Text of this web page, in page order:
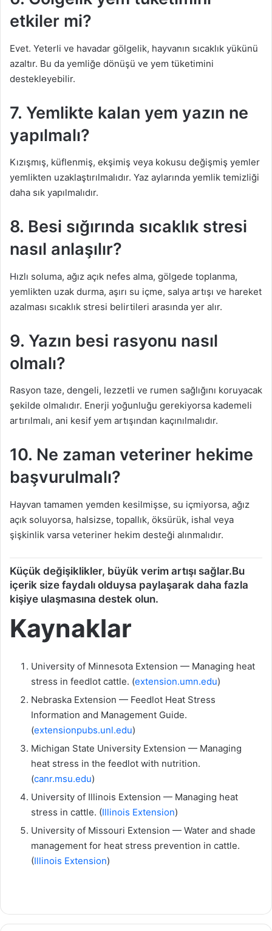
etkiler mi?
Evet. Yeterli ve havadar gölgelik, hayvanın sıcaklık yükünü
azaltır. Bu da yemliğe dönüşü ve yem tüketimini
destekleyebilir.
7. Yemlikte kalan yem yazın ne
yapılmalı?
Kızışmış, küflenmiş, ekşimiş veya kokusu değişmiş yemler
yemlikten uzaklaştırılmalıdır. Yaz aylarında yemlik temizliği
daha sık yapılmalıdır.
8. Besi sığırında sıcaklık stresi
nasıl anlaşılır?
Hızlı soluma, ağız açık nefes alma, gölgede toplanma,
yemlikten uzak durma, aşırı su içme, salya artışı ve hareket
azalması sıcaklık stresi belirtileri arasında yer alır.
9. Yazın besi rasyonu nasıl
olmalı?
Rasyon taze, dengeli, lezzetli ve rumen sağlığını koruyacak
şekilde olmalıdır. Enerji yoğunluğu gerekiyorsa kademeli
artırılmalı, ani kesif yem artışından kaçınılmalıdır.
10. Ne zaman veteriner hekime
başvurulmalı?
Hayvan tamamen yemden kesilmişse, su içmiyorsa, ağız
açık soluyorsa, halsizse, topallık, öksürük, ishal veya
şişkinlik varsa veteriner hekim desteği alınmalıdır.
Küçük değişiklikler, büyük verim artışı sağlar.Bu
içerik size faydalı olduysa paylaşarak daha fazla
kişiye ulaşmasına destek olun.
Kaynaklar
University of Minnesota Extension — Managing heat
stress in feedlot cattle. (extension.umn.edu)
Nebraska Extension — Feedlot Heat Stress
Information and Management Guide.
(extensionpubs.unl.edu)
Michigan State University Extension — Managing
heat stress in the feedlot with nutrition.
(canr.msu.edu)
University of Illinois Extension — Managing heat
stress in cattle. (Illinois Extension)
University of Missouri Extension — Water and shade
management for heat stress prevention in cattle.
(Illinois Extension)